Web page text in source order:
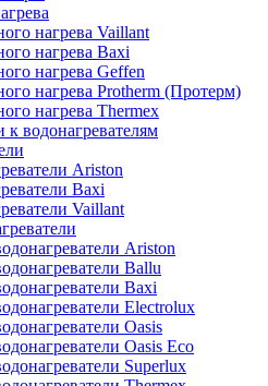
нагрева Vaillant
нагрева Baxi
нагрева Geffen
нагрева Protherm (Протерм)
нагрева Thermex
водонагревателям
Ariston
Baxi
Vaillant
Ariston
Ballu
Baxi
Electrolux
Oasis
Oasis Eco
Superlux